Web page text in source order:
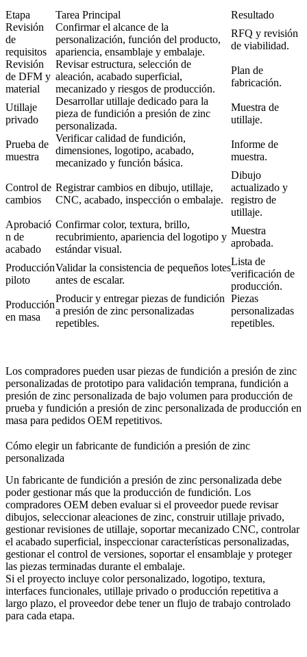
Etapa Tarea Principal
Resultado
Revisión
de
requisitos
Confirmar el alcance de la
personalización, función del producto,
apariencia, ensamblaje y embalaje.
RFQ y revisión
de viabilidad.
Revisión
de DFM y
material
Revisar estructura, selección de
aleación, acabado superficial,
mecanizado y riesgos de producción.
Plan de
fabricación.
Utillaje
privado
Desarrollar utillaje dedicado para la
pieza de fundición a presión de zinc
personalizada.
Muestra de
utillaje.
Prueba de
muestra
Verificar calidad de fundición,
dimensiones, logotipo, acabado,
mecanizado y función básica.
Informe de
muestra.
Control de
cambios
Registrar cambios en dibujo, utillaje,
CNC, acabado, inspección o embalaje.
Dibujo
actualizado y
registro de
utillaje.
Aprobació
n de
acabado
Confirmar color, textura, brillo,
recubrimiento, apariencia del logotipo y
estándar visual.
Muestra
aprobada.
Producción
piloto
Validar la consistencia de pequeños lotes
antes de escalar.
Lista de
verificación de
producción.
Producción
en masa
Producir y entregar piezas de fundición
a presión de zinc personalizadas
repetibles.
Piezas
personalizadas
repetibles.
Los compradores pueden usarpiezas de fundición a presión de zinc
personalizadas de prototipo para validación temprana, fundición a
presión de zinc personalizada de bajo volumen para producción de
prueba y fundición a presión de zinc personalizada de producción en
masa para pedidos OEM repetitivos.
Cómo elegir un fabricante de fundición a presión de zinc
personalizada
Un fabricante de fundición a presión de zinc personalizada debe
poder gestionar más que la producción de fundición. Los
compradores OEM deben evaluar si el proveedor puede revisar
dibujos, seleccionar aleaciones de zinc, construir utillaje privado,
gestionar revisiones de utillaje, soportar mecanizado CNC, controlar
el acabado superficial, inspeccionar características personalizadas,
gestionar el control de versiones, soportar el ensamblaje y proteger
las piezas terminadas durante el embalaje.
Si el proyecto incluye color personalizado, logotipo, textura,
interfaces funcionales, utillaje privado o producción repetitiva a
largo plazo, el proveedor debe tener un flujo de trabajo controlado
para cada etapa.